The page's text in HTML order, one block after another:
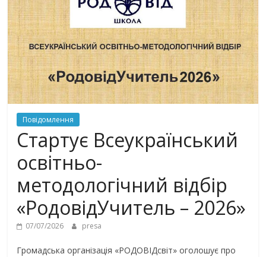
Повідомлення
Стартує Всеукраїнський
освітньо-
методологічний відбір
«РодовідУчитель – 2026»
07/07/2026 presa
Громадська організація «РОДОВІДсвіт» оголошує про